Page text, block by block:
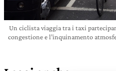
Un ciclista viaggia tra i taxi
congestione e l’inquinamento